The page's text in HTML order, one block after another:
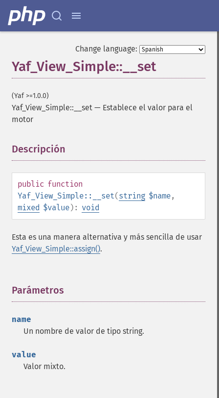
Change language:
Yaf_View_Simple::__set
(Yaf >=1.0.0)
Yaf_View_Simple::__set — Establece el valor para el
motor
Descripción
public function
Yaf_View_Simple::__set(string $name,
mixed $value): void
Esta es una manera alternativa y más sencilla de usar
Yaf_View_Simple::assign().
Parámetros
name
Un nombre de valor de tipo string.
value
Valor mixto.